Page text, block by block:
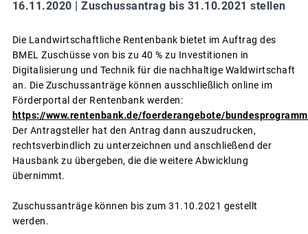
16.11.2020 | Zuschussantrag bis 31.10.2021 stellen
Die Landwirtschaftliche Rentenbank bietet im Auftrag des
BMEL Zuschüsse von bis zu 40 % zu Investitionen in
Digitalisierung und Technik für die nachhaltige Waldwirtschaft
an. Die Zuschussanträge können ausschließlich online im
Förderportal der Rentenbank werden:
https://www.rentenbank.de/foerderangebote/
Der Antragsteller hat den Antrag dann auszudrucken,
rechtsverbindlich zu unterzeichnen und anschließend der
Hausbank zu übergeben, die die weitere Abwicklung
übernimmt.
Zuschussanträge können bis zum 31.10.2021 gestellt
werden.